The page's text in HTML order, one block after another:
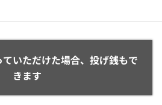
いただけた場合、投げ銭もで
きます